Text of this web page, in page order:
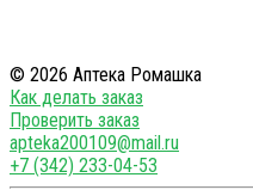
© 2026 Аптека Ромашка
Как делать заказ
Проверить заказ
apteka200109@mail.ru
+7 (342) 233-04-53